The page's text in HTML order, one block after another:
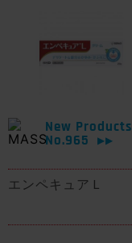
New Products
No.965
▶▶
エンペキュアＬ